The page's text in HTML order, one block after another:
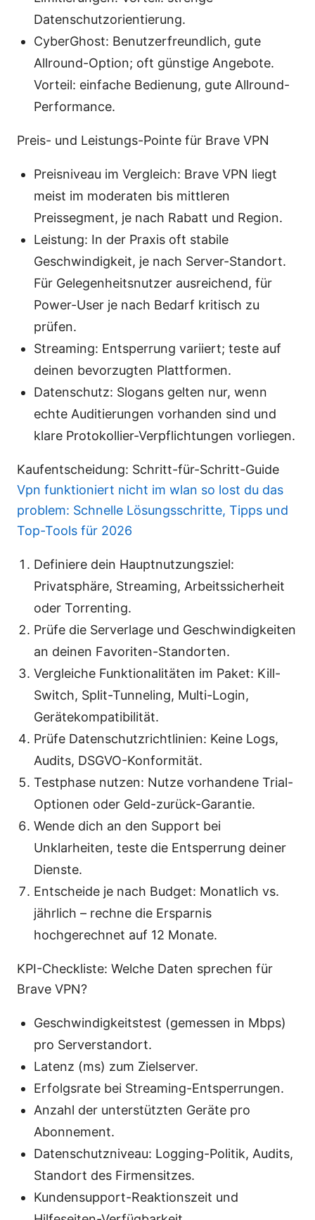
Datenschutzorientierung.
CyberGhost: Benutzerfreundlich, gute
Allround-Option; oft günstige Angebote.
Vorteil: einfache Bedienung, gute Allround-
Performance.
Preis- und Leistungs-Pointe für Brave VPN
Preisniveau im Vergleich: Brave VPN liegt
meist im moderaten bis mittleren
Preissegment, je nach Rabatt und Region.
Leistung: In der Praxis oft stabile
Geschwindigkeit, je nach Server-Standort.
Für Gelegenheitsnutzer ausreichend, für
Power-User je nach Bedarf kritisch zu
prüfen.
Streaming: Entsperrung variiert; teste auf
deinen bevorzugten Plattformen.
Datenschutz: Slogans gelten nur, wenn
echte Auditierungen vorhanden sind und
klare Protokollier-Verpflichtungen vorliegen.
Kaufentscheidung: Schritt-für-Schritt-Guide
Vpn funktioniert nicht im wlan so lost du das
problem: Schnelle Lösungsschritte, Tipps und
Top-Tools für 2026
Definiere dein Hauptnutzungsziel:
Privatsphäre, Streaming, Arbeitssicherheit
oder Torrenting.
Prüfe die Serverlage und Geschwindigkeiten
an deinen Favoriten-Standorten.
Vergleiche Funktionalitäten im Paket: Kill-
Switch, Split-Tunneling, Multi-Login,
Gerätekompatibilität.
Prüfe Datenschutzrichtlinien: Keine Logs,
Audits, DSGVO-Konformität.
Testphase nutzen: Nutze vorhandene Trial-
Optionen oder Geld-zurück-Garantie.
Wende dich an den Support bei
Unklarheiten, teste die Entsperrung deiner
Dienste.
Entscheide je nach Budget: Monatlich vs.
jährlich – rechne die Ersparnis
hochgerechnet auf 12 Monate.
KPI-Checkliste: Welche Daten sprechen für
Brave VPN?
Geschwindigkeitstest (gemessen in Mbps)
pro Serverstandort.
Latenz (ms) zum Zielserver.
Erfolgsrate bei Streaming-Entsperrungen.
Anzahl der unterstützten Geräte pro
Abonnement.
Datenschutzniveau: Logging-Politik, Audits,
Standort des Firmensitzes.
Kundensupport-Reaktionszeit und